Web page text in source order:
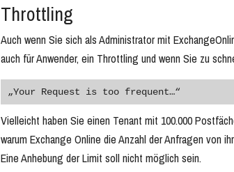
Throttling
Auch wenn Sie sich als Administrator mit
auch für Anwender, ein Throttling und wenn Sie zu
„Your Request is too frequent…“
Vielleicht haben Sie einen Tenant mit 100.000
warum Exchange Online die Anzahl der Anfragen von
Eine Anhebung der Limit soll nicht möglich sein.